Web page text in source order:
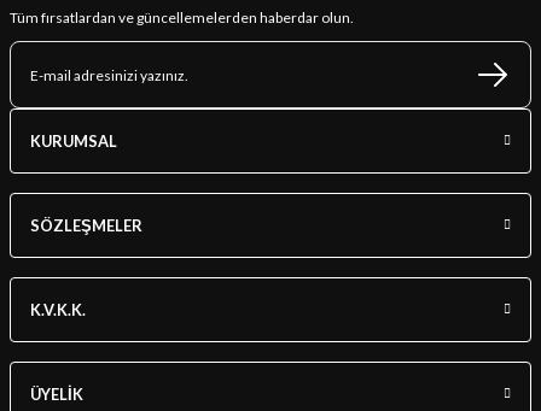
Tüm fırsatlardan ve güncellemelerden haberdar olun.
KURUMSAL
SÖZLEŞMELER
K.V.K.K.
ÜYELİK